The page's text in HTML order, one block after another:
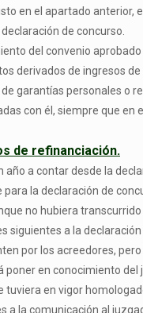
en el apartado anterior,
de concurso.
del convenio
derivados de ingresos
garantías personales o
con él, siempre que en
de refinanciación.
año a contar desde la
la declaración de
no hubiera
siguientes a la
por los acreedores,
poner en conocimiento
tuviera en vigor
a la comunicación al